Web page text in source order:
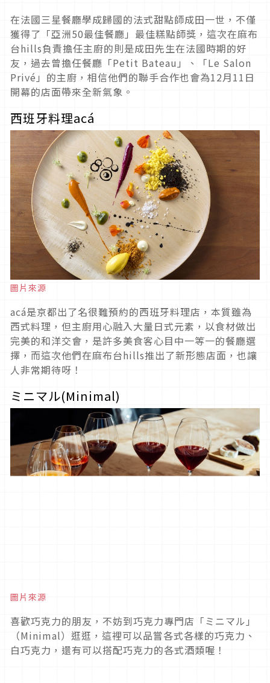
在法國三星餐廳學成歸國的法式甜點師成田一世，不僅
獲得了「亞洲50最佳餐廳」最佳糕點師獎，這次在麻布
台hills負責擔任主廚的則是成田先生在法國時期的好
友，過去曾擔任餐廳「Petit Bateau」、「Le Sa​​lon
Privé」的主廚，相信他們的聯手合作也會為12月11日
開幕的店面帶來全新氣象。
西班牙料理acá
圖片來源
acá是京都出了名很難預約的西班牙料理店，本質雖為
西式料理，但主廚用心融入大量日式元素，以食材做出
完美的和洋交會，是許多美食客心目中一等一的餐廳選
擇，而這次他們在麻布台hills推出了新形態店面，也讓
人非常期待呀！
ミニマル(Minimal)
圖片來源
喜歡巧克力的朋友，不妨到巧克力專門店「ミニマル」
（Minimal）逛逛，這裡可以品嘗各式各樣的巧克力、
白巧克力，還有可以搭配巧克力的各式酒類喔！